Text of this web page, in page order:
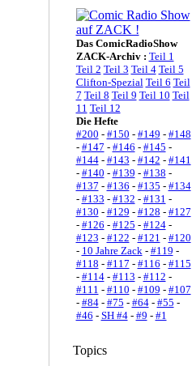
Das ComicRadioShow
ZACK-Archiv : Teil 1
Teil 2 Teil 3 Teil 4 Teil 5
Clifton-Spezial Teil 6 Teil
7 Teil 8 Teil 9 Teil 10 Teil
11 Teil 12
Die Hefte
#200 - #150 - #149 - #148
- #147 - #146 - #145 -
#144- #143 - #142 - #141
- #140 - #139 - #138 -
#137 - #136 - #135 - #134
- #133 - #132 - #131 -
#130 - #129 - #128 - #127
- #126 - #125 - #124-
#123 - #122 - #121 - #120
- 10 Jahre Zack- #119 -
#118 - #117 - #116 - #115
- #114- #113 - #112 -
#111 - #110 - #109 - #107
- #84- #75 - #64- #55 -
#46 - SH #4- #9 - #1
Topics